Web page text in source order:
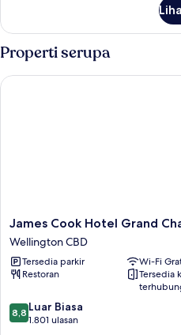
Superior
Queen
Room
Properti serupa
James
Cook
Hotel
Grand
Chancellor
CBD
James Cook Hotel Grand
Wellington CBD
Tersedia parkir
Wi-Fi
Restoran
Tersedia
8.8
dari
8,8 Luar Biasa
1.801 ulasan
James Cook Hotel Grand